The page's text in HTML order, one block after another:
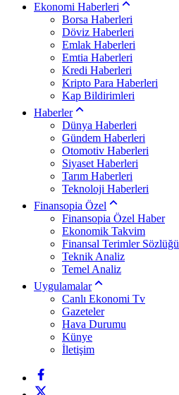
Ekonomi Haberleri
Borsa Haberleri
Döviz Haberleri
Emlak Haberleri
Emtia Haberleri
Kredi Haberleri
Kripto Para Haberleri
Kap Bildirimleri
Haberler
Dünya Haberleri
Gündem Haberleri
Otomotiv Haberleri
Siyaset Haberleri
Tarım Haberleri
Teknoloji Haberleri
Finansopia Özel
Finansopia Özel Haber
Ekonomik Takvim
Finansal Terimler Sözlüğü
Teknik Analiz
Temel Analiz
Uygulamalar
Canlı Ekonomi Tv
Gazeteler
Hava Durumu
Künye
İletişim